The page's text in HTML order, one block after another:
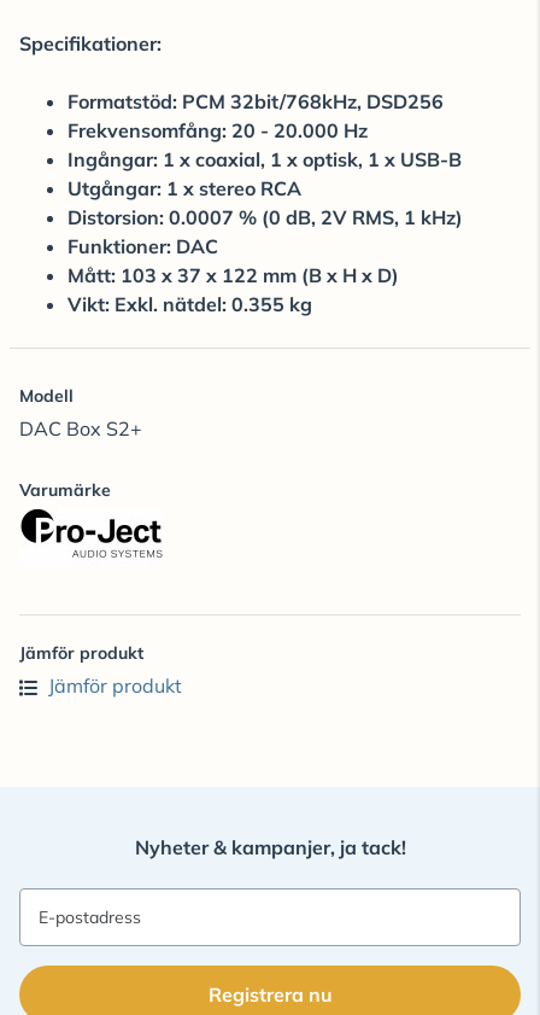
Specifikationer:
Formatstöd: PCM 32bit/768kHz, DSD256
Frekvensomfång: 20 - 20.000 Hz
Ingångar: 1 x coaxial, 1 x optisk, 1 x USB-B
Utgångar: 1 x stereo RCA
Distorsion: 0.0007 % (0 dB, 2V RMS, 1 kHz)
Funktioner: DAC
Mått: 103 x 37 x 122 mm (B x H x D)
Vikt: Exkl. nätdel: 0.355 kg
Modell
DAC Box S2+
Varumärke
Jämför produkt
Jämför produkt
Nyheter & kampanjer, ja tack!
E-postadress
Registrera nu